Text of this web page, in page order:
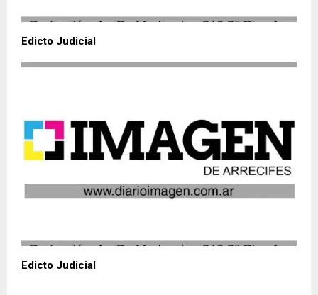
Edicto Judicial
Edicto Judicial